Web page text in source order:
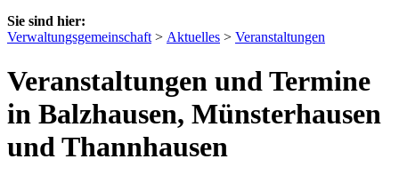
Sie sind hier:
Verwaltungsgemeinschaft > Aktuelles > Veranstaltungen
Veranstaltungen und Termine
in Balzhausen, Münsterhausen
und Thannhausen